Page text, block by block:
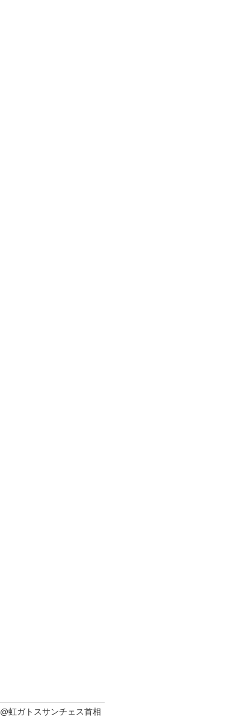
@虹ガトスサンチェス首相